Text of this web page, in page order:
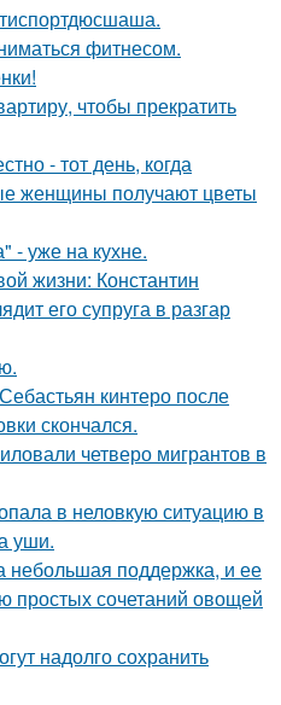
фитнесом.
чтобы прекратить
- тот день, когда
женщины получают цветы
- уже на кухне.
жизни: Константин
его супруга в разгар
кинтеро после
скончался.
четверо мигрантов в
в неловкую ситуацию в
уши.
небольшая поддержка, и ее
простых сочетаний овощей
надолго сохранить